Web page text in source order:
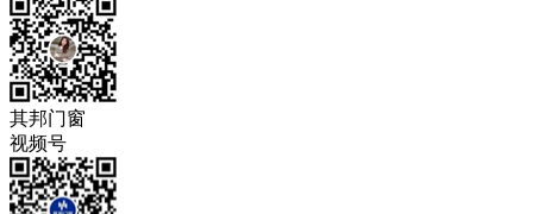
其邦门窗
视频号